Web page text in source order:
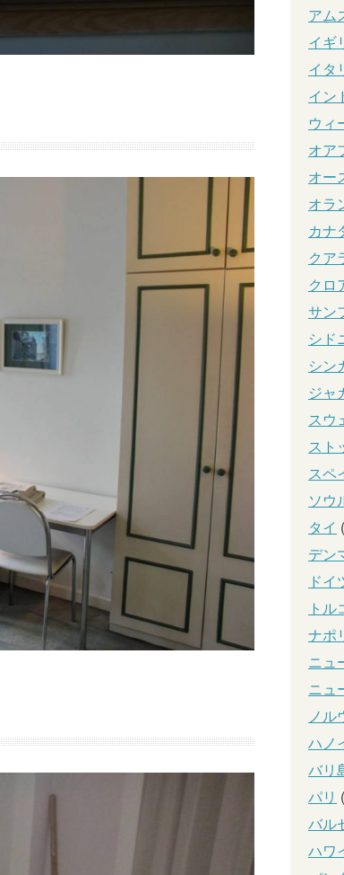
アム
イギ
イタ
イン
ウィ
オア
オー
オラ
カナ
クア
クロ
サン
シド
シン
ジャ
スウ
スト
スペ
ソウ
タイ
デン
ドイ
トル
ナポ
ニュ
ニュ
ノル
ハノ
バリ
パリ
バル
ハワ